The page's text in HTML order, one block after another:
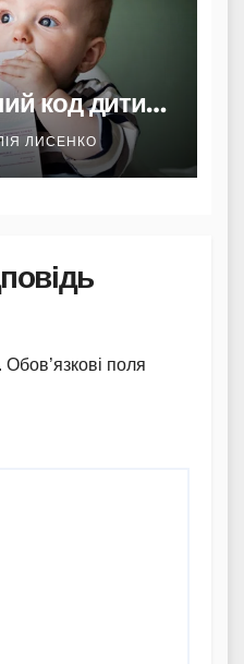
код дитині:
ЛИСЕНКО
Обов’язкові поля